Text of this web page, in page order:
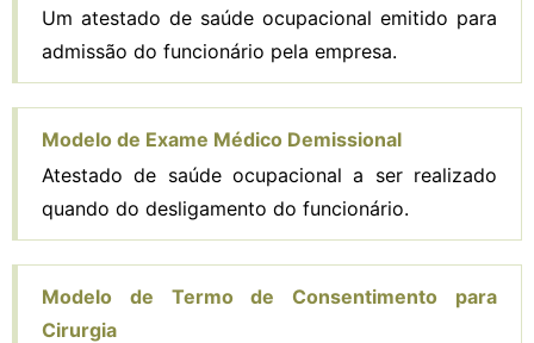
Um atestado de saúde ocupacional emitido para
admissão do funcionário pela empresa.
Modelo de Exame Médico Demissional
Atestado de saúde ocupacional a ser realizado
quando do desligamento do funcionário.
Modelo de Termo de Consentimento para
Cirurgia